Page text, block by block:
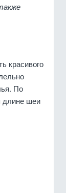
красивого
По
длине шеи